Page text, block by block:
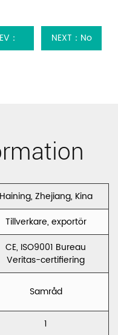
：
NEXT：No
Haining, Zhejiang, Kina
Tillverkare, exportör
CE, ISO9001 Bureau
Veritas-certifiering
Samråd
1